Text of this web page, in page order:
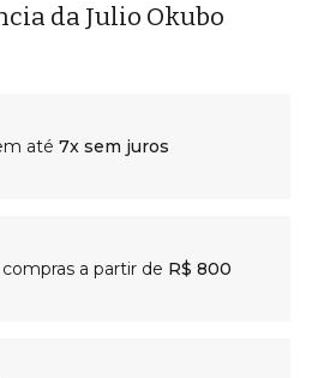
da Julio Okubo
até 7x sem juros
a partir de R$ 800